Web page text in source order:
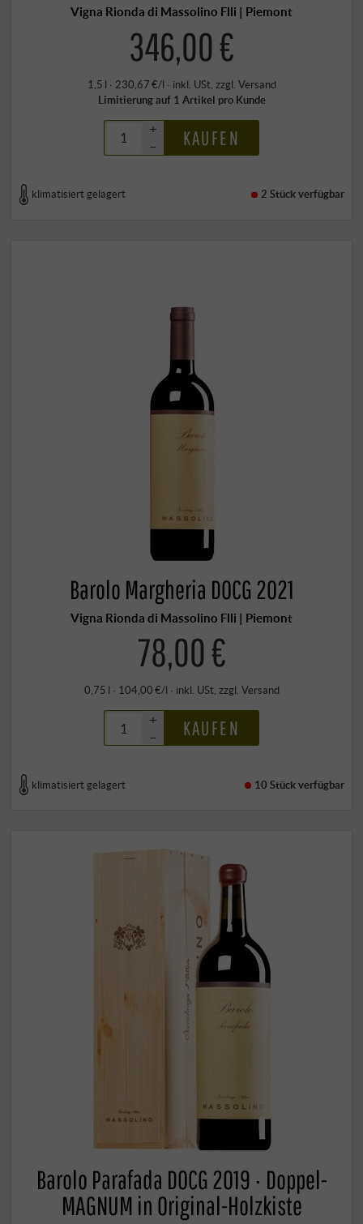
Vigna Rionda di Massolino Flli | Piemont
346,00 €
1,5 l · 230,67 €/l · inkl. USt, zzgl. Versand
Limitierung auf 1 Artikel pro Kunde
+
–
KAUFEN
klimatisiert gelagert 2 Stückverfügbar
Barolo Margheria DOCG 2021
Vigna Rionda di Massolino Flli | Piemont
78,00 €
0,75 l · 104,00 €/l · inkl. USt, zzgl. Versand
+
–
KAUFEN
klimatisiert gelagert 10 Stückverfügbar
Barolo Parafada DOCG 2019 · Doppel-
MAGNUM in Original-Holzkiste